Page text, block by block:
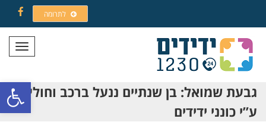
פתח
לתרומה
תפריט
גבעת שמואל: בן שנתיים ננעל ברכב וחולץ
ע”י כונני ידידים